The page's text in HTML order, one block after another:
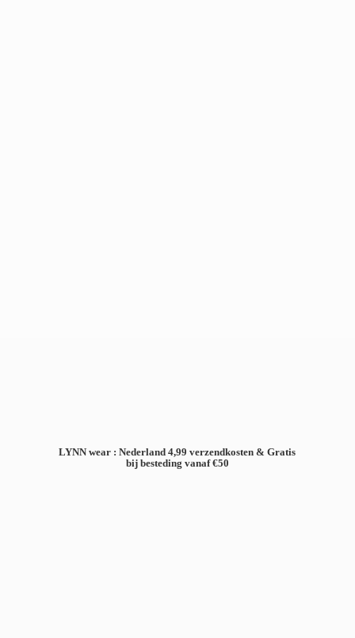
LYNN wear : Nederland 4,99 verzendkosten & Gratis
bij besteding vanaf €50